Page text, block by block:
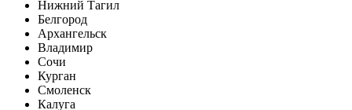
Нижний Тагил
Белгород
Архангельск
Владимир
Сочи
Курган
Смоленск
Калуга